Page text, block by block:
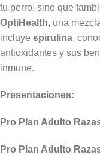
tu perro, sino que
OptiHealth, una
incluye spirulina,
antioxidantes y sus
inmune.
Presentaciones:
Pro Plan Adulto
Pro Plan Adulto